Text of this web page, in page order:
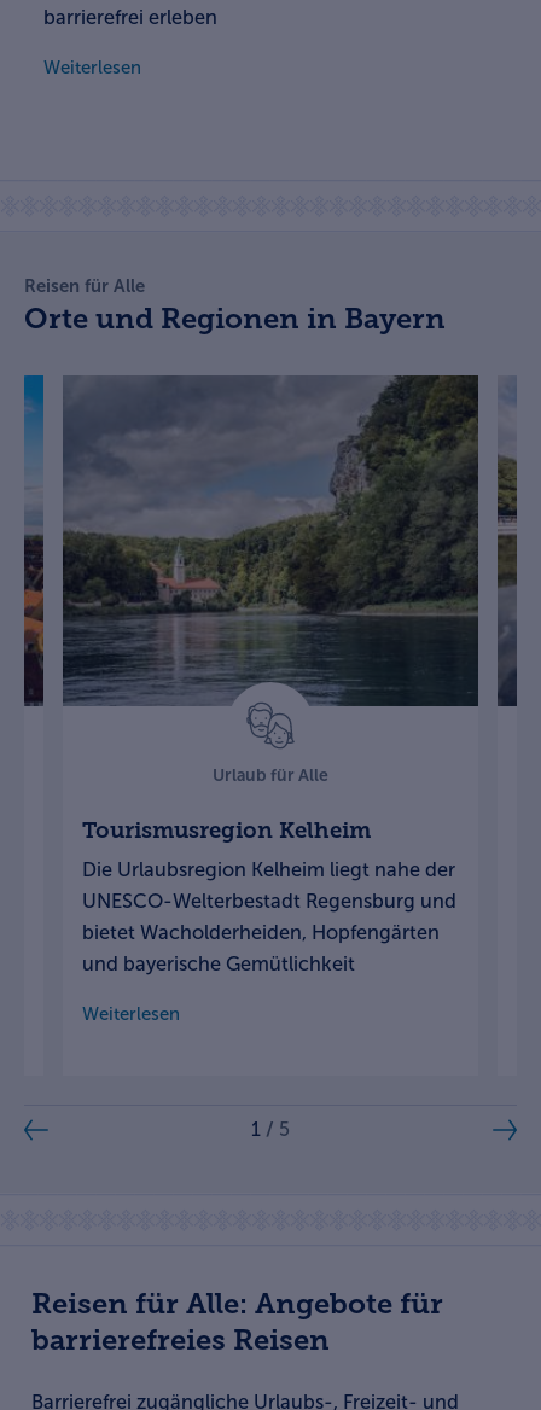
barrierefrei erleben
Weiterlesen
Reisen für Alle
Orte und Regionen in Bayern
Urlaub für Alle
Tourismusregion Kelheim
Die Urlaubsregion Kelheim liegt nahe der
UNESCO-Welterbestadt Regensburg und
bietet Wacholderheiden, Hopfengärten
und bayerische Gemütlichkeit
Weiterlesen
1 / 5
Reisen für Alle: Angebote für
barrierefreies Reisen
Barrierefrei zugängliche Urlaubs-, Freizeit- und